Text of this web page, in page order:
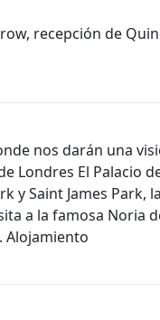
recepción de
nos darán una
Londres El Palacio
y Saint James Park,
a la famosa Noria
Alojamiento